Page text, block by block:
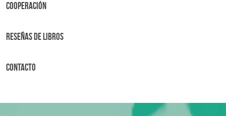
Cooperación
Reseñas de libros
Contacto